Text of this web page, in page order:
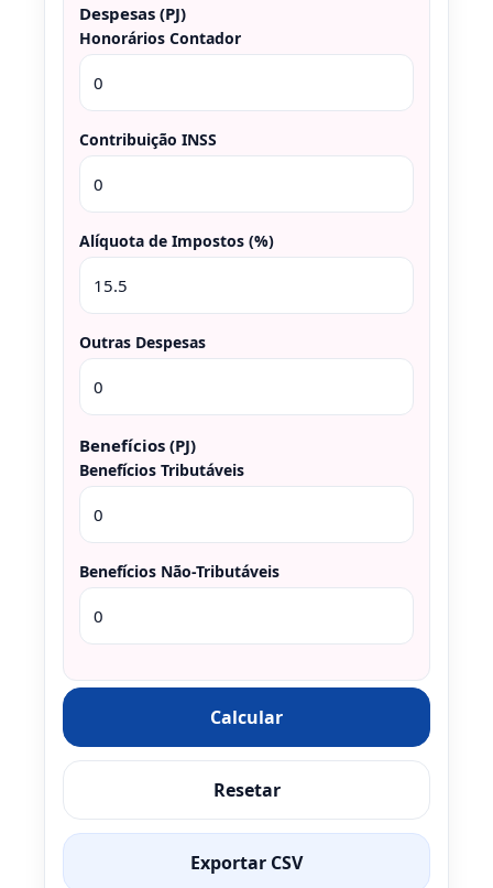
Despesas (PJ)
Honorários Contador
Contribuição INSS
Alíquota de Impostos (%)
Outras Despesas
Benefícios (PJ)
Benefícios Tributáveis
Benefícios Não-Tributáveis
Calcular
Resetar
Exportar CSV